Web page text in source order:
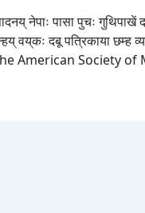
नेपाः पासा पुचः
वय्‌कः दबू पत्रिकाया छम्ह
the American Society